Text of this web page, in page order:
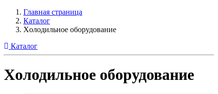
Главная страница
Каталог
Xолодильное оборудование
Каталог
Xолодильное оборудование